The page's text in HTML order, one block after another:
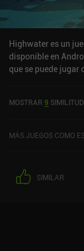
juego es MASIVO.
encantará a los
Highwater es un
disponible en
que se puede jugar
MOSTRAR 9
MÁS JUEGOS COMO
SIMILAR